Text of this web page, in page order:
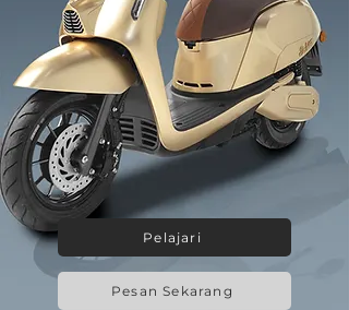
Pelajari
Pesan Sekarang